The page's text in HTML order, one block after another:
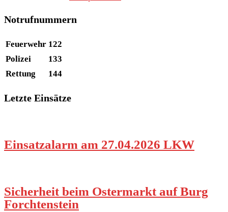
Notrufnummern
Feuerwehr 122
Polizei
133
Rettung
144
Letzte Einsätze
Einsatzalarm am 27.04.2026 LKW
Sicherheit beim Ostermarkt auf Burg
Forchtenstein